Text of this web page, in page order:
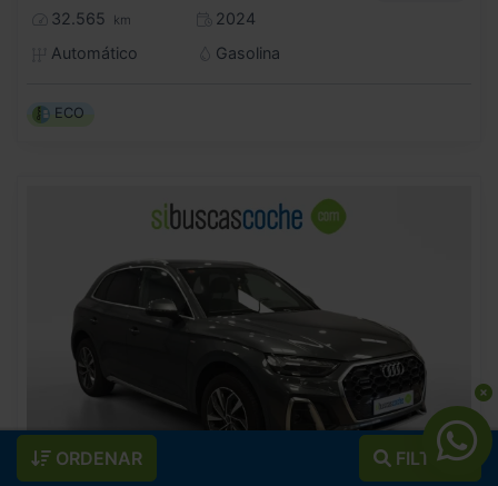
ORDENAR FILTROS
32.565 km
2024
Automático
Gasolina
ECO